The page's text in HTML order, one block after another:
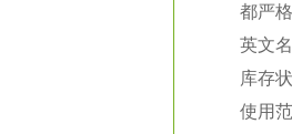
都严
英文
库存
使用